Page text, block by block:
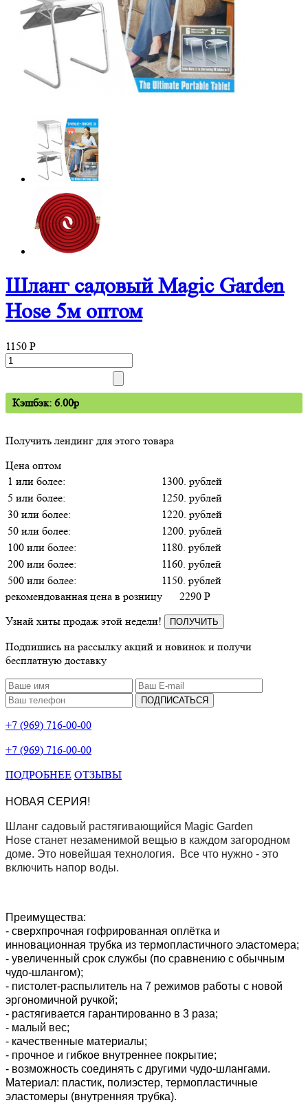
Шланг садовый Magic Garden
Hose 5м оптом
1150 P
Кэшбэк: 6.00p
Получить лендинг для этого товара
Цена оптом
1 или более:
1300. рублей
5 или более:
1250. рублей
30 или более:
1220. рублей
50 или более:
1200. рублей
100 или более:
1180. рублей
200 или более:
1160. рублей
500 или более:
1150. рублей
рекомендованная цена в розницу
2290 P
Узнай хиты продаж этой недели!
ПОЛУЧИТЬ
Подпишись на рассылку акций и новинок и получи
бесплатную доставку
ПОДПИСАТЬСЯ
+7 (969) 716-00-00
+7 (969) 716-00-00
ПОДРОБНЕЕ ОТЗЫВЫ
НОВАЯ СЕРИЯ!
Шланг садовый растягивающийся Magic Garden
Hose станет незаменимой вещью в каждом загородном
доме. Это новейшая технология. Все что нужно - это
включить напор воды.
Преимущества:
- сверхпрочная гофрированная оплётка и
инновационная трубка из термопластичного эластомера;
- увеличенный срок службы (по сравнению с обычным
чудо-шлангом);
- пистолет-распылитель на 7 режимов работы с новой
эргономичной ручкой;
- растягивается гарантированно в 3 раза;
- малый вес;
- качественные материалы;
- прочное и гибкое внутреннее покрытие;
- возможность соединять с другими чудо-шлангами.
Материал: пластик, полиэстер, термопластичные
эластомеры (внутренняя трубка).